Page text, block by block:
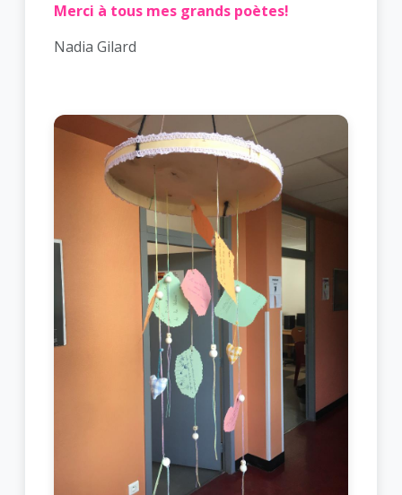
Merci à tous mes grands poètes!
Nadia Gilard